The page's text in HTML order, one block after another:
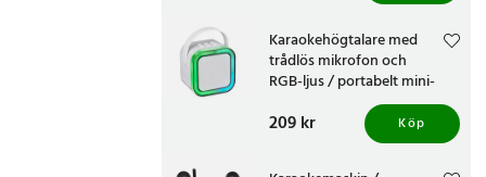
Karaokehögtalare med
trådlös mikrofon och
RGB-ljus / portabelt mini-
karaokeset med Bluetooth
Pris:209 kr
209 kr Köp